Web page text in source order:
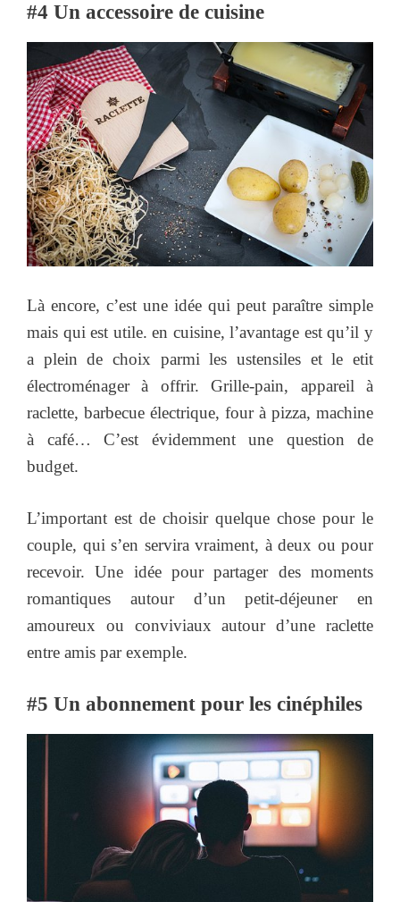
#4 Un accessoire de cuisine
Là encore, c’est une idée qui peut paraître simple
mais qui est utile. en cuisine, l’avantage est qu’il y
a plein de choix parmi les ustensiles et le etit
électroménager à offrir. Grille-pain, appareil à
raclette, barbecue électrique, four à pizza, machine
à café… C’est évidemment une question de
budget.
L’important est de choisir quelque chose pour le
couple, qui s’en servira vraiment, à deux ou pour
recevoir. Une idée pour partager des moments
romantiques autour d’un petit-déjeuner en
amoureux ou conviviaux autour d’une raclette
entre amis par exemple.
#5 Un abonnement pour les cinéphiles